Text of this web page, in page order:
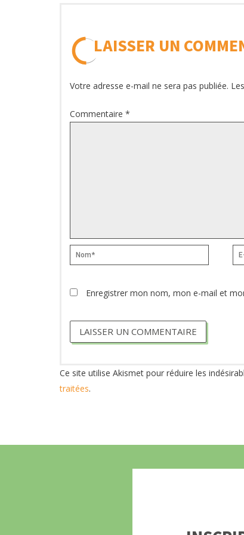
LAISSER UN
Votre adresse e-mail ne sera pas publiée.
Commentaire *
Nom*
E-
Enregistrer mon nom, mon e-mail et
Ce site utilise Akismet pour réduire les
traitées.